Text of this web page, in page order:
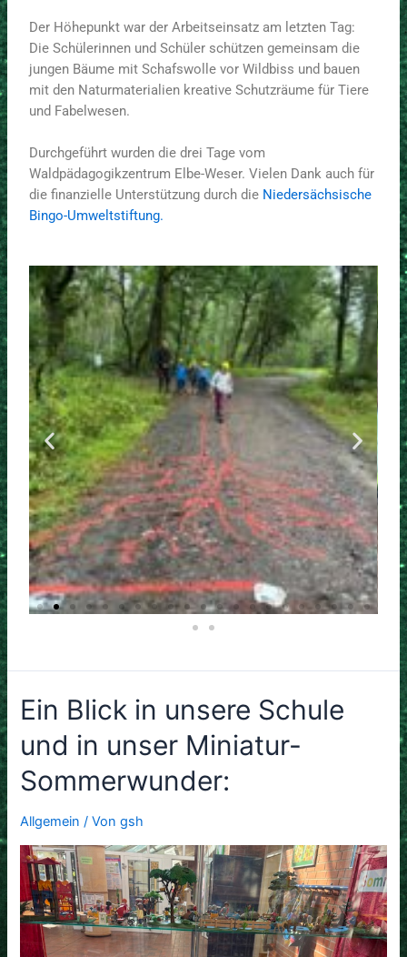
Der Höhepunkt war der Arbeitseinsatz am letzten Tag:
Die Schülerinnen und Schüler schützen gemeinsam die
jungen Bäume mit Schafswolle vor Wildbiss und bauen
mit den Naturmaterialien kreative Schutzräume für Tiere
und Fabelwesen.
Durchgeführt wurden die drei Tage vom
Waldpädagogikzentrum Elbe-Weser. Vielen Dank auch für
die finanzielle Unterstützung durch die Niedersächsische
Bingo-Umweltstiftung.
Ein Blick in unsere Schule
und in unser Miniatur-
Sommerwunder:
Allgemein / Vongsh